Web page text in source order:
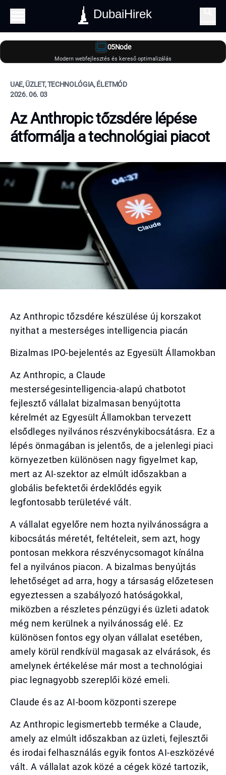
DubaiHirek
05Node
Modern webfejlesztés és kereső optimalizálás
UAE, ÜZLET, TECHNOLÓGIA, ÉLETMÓD
2026. 06. 03
Az Anthropic tőzsdére lépése
átformálja a technológiai piacot
Az Anthropic tőzsdére készülése új korszakot
nyithat a mesterséges intelligencia piacán
Bizalmas IPO-bejelentés az Egyesült Államokban
Az Anthropic, a Claude
mesterségesintelligencia-alapú chatbotot
fejlesztő vállalat bizalmasan benyújtotta
kérelmét az Egyesült Államokban tervezett
elsődleges nyilvános részvénykibocsátásra. Ez a
lépés önmagában is jelentős, de a jelenlegi piaci
környezetben különösen nagy figyelmet kap,
mert az AI-szektor az elmúlt időszakban a
globális befektetői érdeklődés egyik
legfontosabb területévé vált.
A vállalat egyelőre nem hozta nyilvánosságra a
kibocsátás méretét, feltételeit, sem azt, hogy
pontosan mekkora részvénycsomagot kínálna
fel a nyilvános piacon. A bizalmas benyújtás
lehetőséget ad arra, hogy a társaság előzetesen
egyeztessen a szabályozó hatóságokkal,
miközben a részletes pénzügyi és üzleti adatok
még nem kerülnek a nyilvánosság elé. Ez
különösen fontos egy olyan vállalat esetében,
amely körül rendkívül magasak az elvárások, és
amelynek értékelése már most a technológiai
piac legnagyobb szereplői közé emeli.
Claude és az AI-boom központi szerepe
Az Anthropic legismertebb terméke a Claude,
amely az elmúlt időszakban az üzleti, fejlesztői
és irodai felhasználás egyik fontos AI-eszközévé
vált. A vállalat azok közé a cégek közé tartozik,